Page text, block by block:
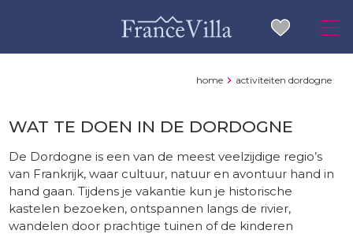
home activiteiten dordogne
WAT TE DOEN IN DE DORDOGNE
De Dordogne is een van de meest veelzijdige regio’s
van Frankrijk, waar cultuur, natuur en avontuur hand in
hand gaan. Tijdens je vakantie kun je historische
kastelen bezoeken, ontspannen langs de rivier,
wandelen door prachtige tuinen of de kinderen